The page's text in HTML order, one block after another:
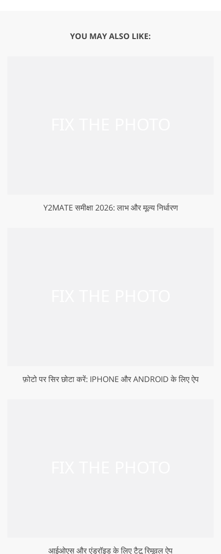
YOU MAY ALSO LIKE:
Y2MATE समीक्षा 2026: लाभ और मूल्य निर्धारण
फ़ोटो पर सिर छोटा करें: IPHONE और ANDROID के लिए ऐप
आईओएस और एंड्रॉइड के लिए टैटू रिमूवल ऐप